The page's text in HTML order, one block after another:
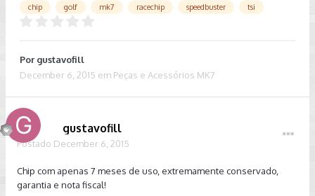
chip golf mk7 racechip speedbuster tsi
Por gustavofill
December 6, 2015 em Peças e Acessórios MK7
gustavofill
Postado December 6, 2015
Chip com apenas 7 meses de uso, extremamente conservado,
garantia e nota fiscal!